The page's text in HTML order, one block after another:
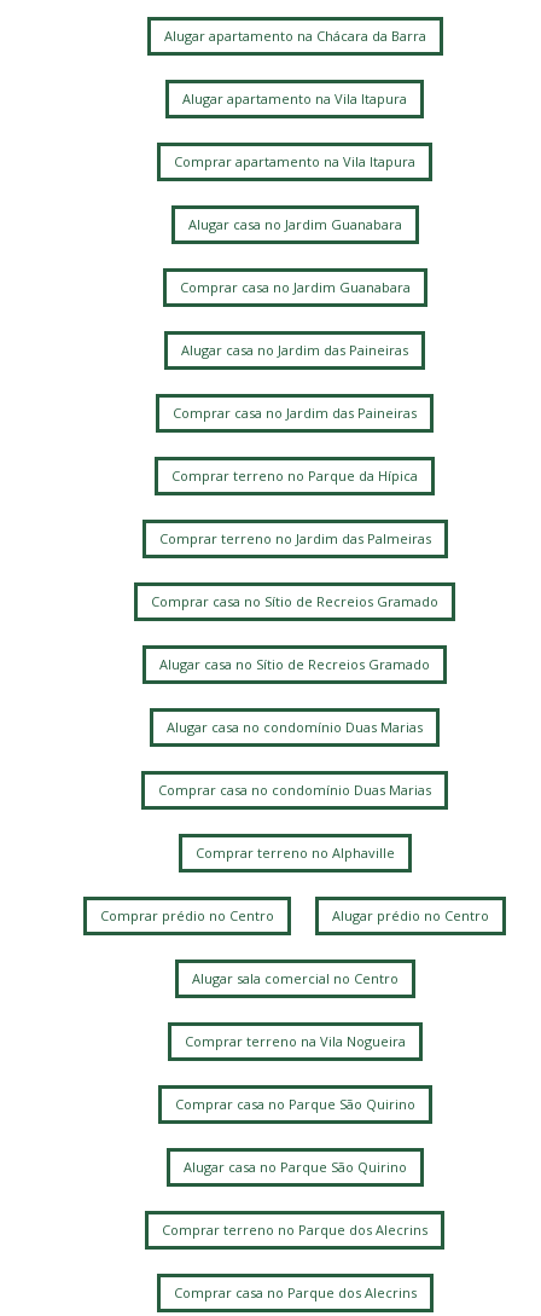
Alugar apartamento na Chácara da Barra
Alugar apartamento na Vila Itapura
Comprar apartamento na Vila Itapura
Alugar casa no Jardim Guanabara
Comprar casa no Jardim Guanabara
Alugar casa no Jardim das Paineiras
Comprar casa no Jardim das Paineiras
Comprar terreno no Parque da Hípica
Comprar terreno no Jardim das Palmeiras
Comprar casa no Sítio de Recreios Gramado
Alugar casa no Sítio de Recreios Gramado
Alugar casa no condomínio Duas Marias
Comprar casa no condomínio Duas Marias
Comprar terreno no Alphaville
Comprar prédio no Centro Alugar prédio no Centro
Alugar sala comercial no Centro
Comprar terreno na Vila Nogueira
Comprar casa no Parque São Quirino
Alugar casa no Parque São Quirino
Comprar terreno no Parque dos Alecrins
Comprar casa no Parque dos Alecrins